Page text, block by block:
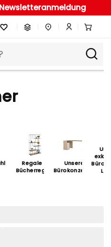
Regale &
Bücherregale
Unsere
Bürokonzepte